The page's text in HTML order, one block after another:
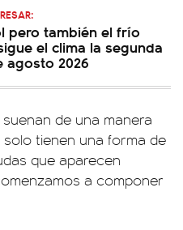
pero también el frío
el clima la segunda
agosto 2026
de una manera
tienen una forma de
que aparecen
a componer